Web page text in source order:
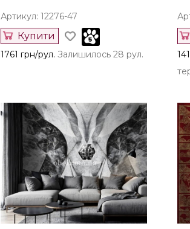
Артикул: 12276-47
Купити
1761 грн/рул. Залишилось 28 рул.